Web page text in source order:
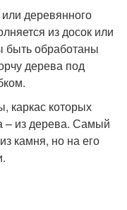
деревянного
из досок или
быть обработаны
дерева под
каркас которых
– из дерева. Самый
камня, но на его